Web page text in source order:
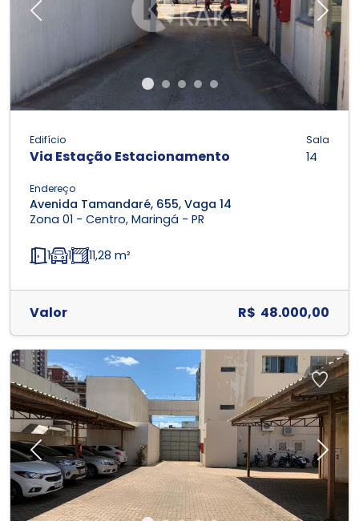
Previous Next
Edifício
Via Estação Estacionamento
Sala
14
Endereço
Avenida Tamandaré, 655, Vaga 14
Zona 01 - Centro, Maringá - PR
1 1 11,28 m²
Valor R$ 48.000,00
Previous Next